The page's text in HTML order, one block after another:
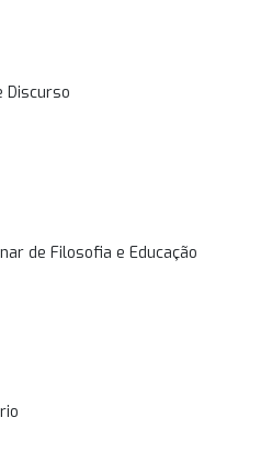
Discurso
de Filosofia e Educação